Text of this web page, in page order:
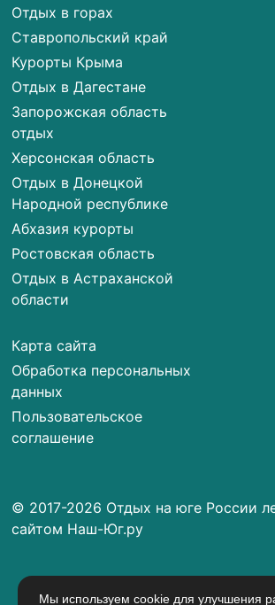
Отдых в горах
Ставропольский край
Курорты Крыма
Отдых в Дагестане
Запорожская область
отдых
Херсонская область
Отдых в Донецкой
Народной республике
Абхазия курорты
Ростовская область
Отдых в Астраханской
области
Карта сайта
Обработка персональных
данных
Пользовательское
соглашение
© 2017-2026 Отдых на юге России
сайтом Наш-Юг.ру
Мы используем cookie для улучшения